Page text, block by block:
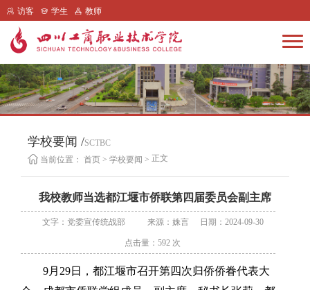
访客 学生 教师
学校要闻 /SCTBC
当前位置： 首页 > 学校要闻 > 正文
我校教师当选都江堰市侨联第四届委员会副主席
文字：党委宣传统战部 来源：姝言 日期：2024-09-30
点击量： 592 次
9月29日，都江堰市召开第四次归侨侨眷代表大